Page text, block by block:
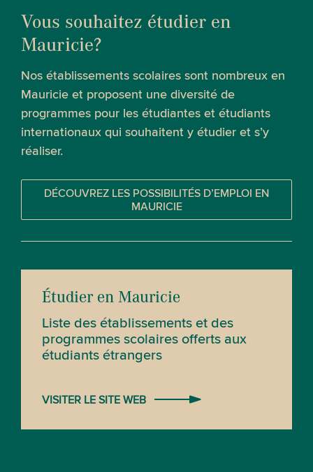
Vous souhaitez étudier en
Mauricie?
Nos établissements scolaires sont nombreux en
Mauricie et proposent une diversité de
programmes pour les étudiantes et étudiants
internationaux qui souhaitent y étudier et s’y
réaliser.
DÉCOUVREZ LES POSSIBILITÉS D’EMPLOI EN
MAURICIE
Étudier en Mauricie
Liste des établissements et des
programmes scolaires offerts aux
étudiants étrangers
VISITER LE SITE WEB